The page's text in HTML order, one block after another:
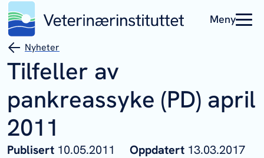
Meny
Nyheter
Tilfeller av
pankreassyke (PD) april
2011
Publisert 10.05.2011 Oppdatert 13.03.2017